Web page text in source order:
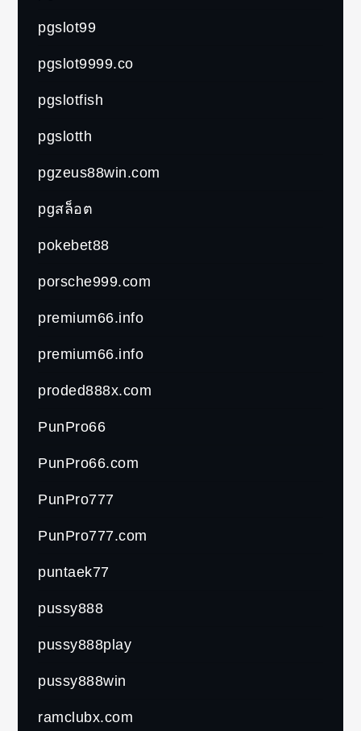
pgslot99
pgslot9999.co
pgslotfish
pgslotth
pgzeus88win.com
pgสล็อต
pokebet88
porsche999.com
premium66.info
premium66.info
proded888x.com
PunPro66
PunPro66.com
PunPro777
PunPro777.com
puntaek77
pussy888
pussy888play
pussy888win
ramclubx.com